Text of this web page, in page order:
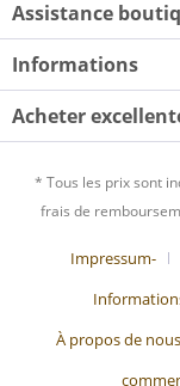
Assistance
Informations
Acheter
* Tous les prix sont
frais de
Impressum-
À propos de nous